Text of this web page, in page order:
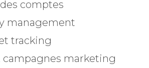
comptes
management
tracking
campagnes marketing